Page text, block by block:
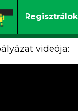
Regisztrálok
videója: